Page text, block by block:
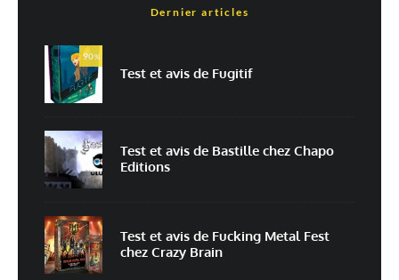
*
Enregistrer mon nom, mon e-mail et mon site dans le navigateur pour
mon prochain commentaire.
Prévenez-moi de tous les nouveaux commentaires par e-mail.
Prévenez-moi de tous les nouveaux articles par e-mail.
Dernier articles
90%
Test et avis de Fugitif
Test et avis de Bastille chez Chapo
Editions
Test et avis de Fucking Metal Fest
chez Crazy Brain